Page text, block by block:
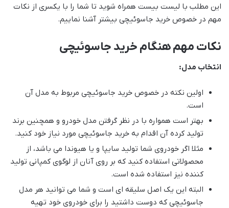
این مطلب با لیست بیست همراه شوید تا شما را با یکسری از نکات
مهم در خصوص خرید جاسوئیچی بیشتر آشنا نماییم.
نکات مهم هنگام خرید جاسوئیچی
انتخاب مدل:
اولین نکته در خصوص خرید جاسوئیچی مربوط به مدل آن
است.
بهتر است همواره با در نظر گرفتن مدل خودرو و همچنین برند
تولید کرده آن اقدام به خرید جاسوئیچی مورد نیاز خود کنید.
مثلا اگر خودروی شما تولید سایپا و یا هیوندا می باشد، از
محصولاتی استفاده کنید که بر روی آنان از لوگوی کمپانی تولید
کننده نیز استفاده شده است.
البته این یک اصل سلیقه ای است و شما می توانید هر مدل
جاسوئیچی که دوست داشتید را برای خودروی خود تهیه